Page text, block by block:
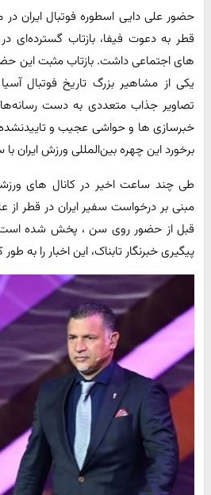
حضور علی دایی اسطوره فوتبال ایران
قطر به دعوت فیفا، بازتاب گسترده‌ای
های اجتماعی داشت. بازتاب مثبت این
یکی از مشاهیر بزرگ تاریخ فوتبال
تصاویر جذاب متعددی به دست رسانه‌ها
خبرسازی ها و حواشی عجیب و
برخورد این چهره بین‌المللی ورزش ایران
طی چند ساعت اخیر در کانال های
مبنی بر درخواست سفیر ایران در قطر از
قبل از حضور روی سن ، پخش شده است
پیگیری خبرنگار تابناک، این اخبار را به